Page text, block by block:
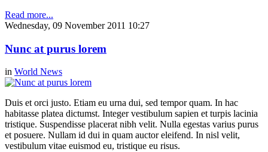
Read more...
Wednesday, 09 November 2011 10:27
Nunc at purus lorem
in World News
Duis et orci justo. Etiam eu urna dui, sed tempor quam. In hac
habitasse platea dictumst. Integer vestibulum sapien et turpis lacinia
tristique. Suspendisse placerat nibh velit. Nulla egestas varius purus
et posuere. Nullam id dui in quam auctor eleifend. In nisl velit,
vestibulum vitae euismod eu, tristique eu risus.